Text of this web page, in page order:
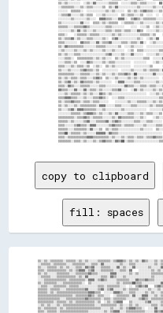
copy to clipboard
fill: spaces
▒▒░░▒▒░░▒▒▒▒▒▒▒▒░░▒▒▒▒▒▒░░▒▒░░▒▒░░░░░░▒▒▒▒▒▒▒▒░░▒▒▓▓▓▓▒▒░░▒▒░░▒▒░░▓▓▒▒░░░░▒▒░░▒▒▓▓▒▒▒▒░░▓▓▒▒▒▒░░░░▒▒▒▒▒▒░░▒▒░░▒▒░░▒▒░░▒▒▒▒▒▒░░▒▒░░▒▒▒▒░░▓▓▒▒▒▒▓▓▒▒░░▒▒▒▒░░░░░░▒▒▓▓░░░░░░░░▒▒▓▓░░
░░▒▒▒▒▒▒░░▒▒▒▒▒▒▒▒░░░░▒▒▒▒▒▒▒▒░░░░▒▒▒▒░░▓▓░░░░░░░░░░▒▒░░░░▒▒▒▒░░░░░░░░░░░░▒▒░░▒▒░░░░░░░░░░▒▒▓▓▒▒▒▒▒▒▒▒▒▒░░▒▒░░▒▒░░▒▒░░░░░░▓▓▒▒░░▒▒░░▓▓▒▒▒▒▒▒░░░░▒▒▒▒░░▒▒▒▒▒▒░░▓▓▒▒░░░░▒▒░░▒▒▒▒▒▒
▒▒░░░░▒▒▒▒▒▒░░▒▒░░▒▒░░░░▒▒▒▒░░▓▓▒▒▓▓░░░░▒▒▒▒▒▒░░░░▓▓░░▒▒░░░░▓▓░░░░░░░░▒▒░░░░░░▓▓  ░░░░    ▓▓▒▒░░░░░░░░░░▓▓▓▓░░▒▒░░▒▒░░░░░░▓▓▒▒░░░░▒▒▒▒▓▓▒▒▒▒▒▒▒▒░░▒▒▒▒▓▓▒▒▒▒▒▒▒▒▓▓▓▓░░▓▓░░▒▒░░░░
▒▒▒▒░░▒▒▒▒▒▒▒▒▒▒▒▒░░▒▒░░▒▒▓▓▓▓░░▒▒▓▓░░░░▒▒▒▒▒▒▒▒░░░░▒▒▒▒░░▓▓    ░░░░░░░░▒▒░░▒▒░░▒▒░░░░    ░░░░░░▒▒░░▒▒░░░░▒▒░░▒▒░░░░▒▒░░░░▓▓░░▒▒░░▒▒░░░░▒▒▒▒▒▒▒▒▓▓░░▒▒▒▒▒▒▓▓░░░░░░░░░░▓▓▒▒░░░░▒▒
▒▒░░▒▒░░░░░░▒▒▒▒▒▒▒▒░░░░▒▒▒▒▒▒▒▒▓▓▒▒▒▒░░░░░░░░▓▓▓▓░░░░░░░░▒▒░░▒▒░░░░░░░░▒▒▒▒▒▒▒▒▓▓░░░░▒▒▒▒░░░░▒▒░░▒▒▒▒░░▒▒░░░░▓▓▓▓▒▒▒▒░░░░▒▒▓▓░░▓▓░░░░▒▒░░░░░░░░▒▒▒▒▒▒░░▒▒░░▒▒▓▓▒▒▒▒▒▒▒▒▒▒▒▒▓▓▒▒
░░▒▒▒▒▒▒░░░░▒▒▒▒▒▒▒▒▒▒▒▒░░▒▒░░▓▓░░░░░░░░▒▒▒▒░░▓▓▒▒░░░░▒▒░░░░░░░░░░░░░░░░▒▒░░░░░░  ░░░░▒▒▒▒▒▒▓▓▒▒░░▓▓▓▓▓▓░░░░▓▓▓▓▒▒▓▓░░▒▒░░▒▒░░░░▒▒░░▒▒░░▒▒░░░░▒▒▓▓▓▓▒▒░░▒▒░░░░░░▒▒▓▓▓▓░░░░░░▒▒▒▒
░░░░▒▒▒▒▒▒▒▒▒▒▒▒▒▒░░▒▒▒▒▒▒▒▒▒▒░░▓▓▓▓░░▒▒▓▓▒▒░░░░░░▒▒▒▒▒▒▒▒░░░░▓▓▒▒▒▒▓▓▒▒▒▒░░░░░░  ░░▒▒░░▒▒░░░░▒▒░░▒▒▒▒▒▒░░▒▒▓▓▒▒▒▒░░▒▒░░▒▒▒▒░░░░▒▒▒▒▒▒▒▒▒▒▒▒▒▒▒▒▒▒░░▒▒░░▒▒░░░░▒▒░░▒▒▓▓░░░░▒▒▒▒▒▒
▒▒░░▒▒▒▒▒▒▒▒░░░░▒▒▒▒▒▒▒▒▒▒▒▒░░  ▒▒░░░░░░░░░░░░░░░░▒▒░░▒▒▒▒▒▒██▒▒▒▒░░░░░░░░░░░░▓▓░░░░▒▒▓▓░░░░▓▓▒▒░░▒▒░░▒▒▒▒▓▓▒▒░░░░░░▒▒░░░░░░▒▒░░▒▒▓▓▓▓▒▒▓▓▒▒▒▒░░░░▒▒░░░░▓▓▒▒░░▒▒▒▒░░▒▒▒▒▓▓▓▓░░░░
░░▒▒▒▒░░░░▒▒▒▒▒▒▒▒░░▒▒▒▒▒▒░░░░░░░░░░░░▒▒▒▒░░▒▒▒▒▒▒▒▒░░░░  ░░  ▒▒▓▓▒▒▓▓    ▒▒▓▓▒▒▒▒▓▓░░░░▓▓▓▓▓▓▒▒░░▒▒░░▓▓▒▒▒▒▓▓▒▒▒▒▒▒░░░░▓▓░░░░▒▒▓▓░░▒▒▒▒░░▒▒▒▒▒▒░░▒▒░░▒▒░░▒▒▒▒░░▒▒▒▒▒▒░░▒▒▒▒░░▒▒
▒▒▒▒▒▒░░▒▒▒▒▒▒░░░░▒▒▒▒▒▒▒▒▒▒▒▒▓▓░░░░░░▒▒▓▓░░▒▒▓▓░░░░░░▒▒░░▒▒▒▒▒▒░░░░░░▒▒░░░░▒▒░░░░░░░░▒▒░░▒▒▒▒▒▒▒▒░░░░░░▒▒░░▒▒░░░░▒▒░░░░▒▒▒▒▒▒░░▓▓░░▒▒░░░░░░░░░░▓▓░░░░░░▒▒▒▒▒▒░░░░░░░░░░░░▒▒▒▒▒▒
▒▒▒▒▒▒░░▒▒░░▒▒▒▒▒▒▒▒▒▒▒▒▒▒▒▒▒▒▒▒▓▓▓▓▒▒▒▒  ░░░░░░▓▓▓▓▒▒░░░░▒▒▒▒░░░░░░▒▒░░▒▒░░░░▒▒░░░░  ▒▒░░▒▒▓▓▒▒▒▒▒▒▒▒░░▒▒░░▒▒░░░░▓▓░░░░▓▓▒▒▒▒▒▒▒▒░░▒▒░░░░░░▒▒░░▒▒░░▒▒▒▒▒▒▒▒░░░░▒▒▒▒▒▒▒▒▓▓░░▒▒░░
▒▒▒▒▒▒▒▒▒▒▒▒▒▒▒▒▒▒▒▒▒▒░░▒▒▒▒▒▒▒▒▓▓▒▒░░▒▒▒▒░░░░  ░░▒▒▒▒▒▒▒▒░░▓▓░░░░▓▓▓▓░░░░▒▒░░▒▒▒▒░░▒▒▒▒░░▒▒▒▒▒▒░░░░░░▒▒▒▒▒▒▒▒▒▒░░▒▒▒▒▒▒░░░░░░░░▒▒░░░░▓▓░░░░░░▒▒▓▓▒▒░░▒▒▒▒░░░░▓▓░░▓▓▒▒░░░░▒▒▒▒░░
▒▒▒▒▒▒▒▒▒▒▒▒▒▒░░░░▒▒▒▒▒▒▒▒▒▒▒▒▓▓▒▒▒▒▒▒▒▒░░▒▒▒▒░░▒▒▒▒▒▒▒▒░░░░░░░░▒▒▓▓▒▒░░▒▒▒▒▒▒▒▒▒▒▒▒░░▒▒░░░░░░░░▒▒░░░░  ▒▒▓▓░░▓▓▒▒▒▒▒▒░░▓▓▓▓▒▒▒▒▒▒░░░░░░▒▒░░░░░░▒▒▒▒░░▒▒▒▒▒▒▒▒▒▒░░░░▒▒▒▒░░░░░░░░
▒▒▒▒▒▒▒▒▒▒░░▒▒▒▒▒▒░░▒▒░░▒▒▒▒▒▒▒▒▒▒▒▒░░▒▒  ░░▒▒░░▒▒▓▓▓▓    ▒▒░░░░░░░░▒▒▓▓░░░░░░▒▒▒▒▒▒░░▓▓▓▓▓▓▒▒▒▒▒▒▒▒▓▓░░▒▒▒▒░░▒▒▒▒▒▒▒▒░░▒▒▒▒▒▒▓▓▒▒░░░░░░░░▒▒▒▒▓▓░░░░░░░░░░▒▒▒▒▒▒░░▒▒▒▒░░▒▒▒▒▒▒▒▒
░░▒▒░░▒▒░░░░▒▒░░▒▒▒▒▒▒▒▒▒▒▒▒▒▒▒▒▒▒▒▒░░░░▒▒▒▒▒▒▒▒▒▒░░▒▒░░░░▒▒░░▒▒░░░░░░░░▒▒▒▒░░▒▒░░  ▒▒░░░░▒▒░░▒▒▒▒░░░░▒▒▒▒▓▓░░▒▒▓▓▒▒▒▒░░░░▒▒▒▒▒▒▒▒▒▒▒▒▓▓▒▒░░░░▒▒░░░░▒▒▒▒░░░░▒▒▒▒░░▒▒░░▒▒░░░░  ░░
▒▒░░▒▒▒▒▒▒▒▒░░▒▒░░▒▒▒▒▒▒▒▒▒▒▒▒▒▒▒▒▒▒▒▒▒▒░░░░░░▒▒░░░░▒▒░░▒▒▓▓▓▓▒▒▒▒░░  ░░░░▓▓░░░░░░▒▒▒▒░░▒▒▒▒▒▒▒▒▒▒▒▒░░░░▒▒▒▒░░░░░░░░▒▒▒▒▒▒▒▒▒▒░░▒▒▒▒▒▒▓▓▒▒▒▒▒▒▓▓▒▒▒▒▒▒░░▒▒▒▒▒▒▒▒▒▒░░▒▒▒▒▒▒░░░░  
▒▒▒▒░░▒▒▒▒▒▒░░▒▒▒▒▒▒▒▒▒▒▒▒▒▒▒▒▒▒░░░░░░░░░░▒▒░░▒▒▓▓▓▓░░░░▒▒▒▒▒▒▒▒▒▒▒▒░░░░░░▓▓▒▒▓▓▓▓░░▒▒▓▓░░▒▒▒▒▒▒▓▓▒▒░░▒▒░░░░▒▒▓▓▒▒░░░░▒▒▒▒▓▓▒▒░░░░▒▒░░░░░░▒▒▒▒▒▒▒▒░░░░▒▒▒▒░░░░░░░░░░░░░░░░░░    
▓▓▒▒▒▒▒▒░░▒▒▒▒▒▒▒▒▒▒░░▒▒▒▒▒▒▒▒░░▒▒░░░░░░░░░░░░░░░░▒▒▓▓▒▒░░░░▓▓▓▓▓▓▒▒░░▒▒▒▒▒▒░░░░░░▒▒▓▓░░▒▒▓▓▓▓▒▒▒▒▒▒░░░░░░▒▒░░░░░░░░░░▒▒▒▒▒▒▒▒▒▒▒▒░░░░▒▒░░▒▒░░░░▒▒▒▒▒▒▒▒▒▒▒▒░░░░  ░░░░      ░░  
▒▒▒▒░░▒▒▒▒▒▒▒▒░░▒▒░░▒▒░░▒▒▒▒░░░░▒▒▒▒░░▓▓░░░░▒▒▒▒░░░░░░▒▒▒▒░░▒▒▒▒░░░░▓▓▓▓▒▒░░▓▓▒▒▒▒░░░░░░▓▓▒▒▒▒▒▒▒▒▒▒▒▒▒▒▓▓▓▓▒▒▒▒▒▒▒▒▒▒▓▓▒▒░░▒▒▒▒▒▒░░▒▒▓▓▒▒░░▒▒░░░░░░░░░░░░░░  ░░░░░░  ░░░░  ░░░░
▒▒▒▒▒▒▒▒▒▒░░▒▒▒▒▒▒░░░░▒▒▒▒░░▒▒░░░░▒▒▒▒░░░░░░░░▓▓▒▒░░░░▒▒▓▓▒▒░░▒▒▒▒▒▒▒▒▒▒░░▒▒▓▓▒▒░░░░░░▓▓▒▒▒▒▒▒▒▒░░▓▓▒▒▒▒▓▓░░░░▒▒▒▒▒▒▒▒░░▒▒░░▒▒▒▒░░░░▒▒▒▒▒▒░░░░▓▓░░▒▒        ░░░░  ░░░░░░  ░░    
▒▒▒▒▒▒▒▒▒▒▒▒▒▒▒▒▒▒░░▒▒▒▒░░░░▒▒▒▒  ░░▒▒░░  ▓▓▒▒▓▓▒▒▒▒▒▒░░▒▒▒▒▓▓▒▒▒▒▒▒▒▒▒▒░░░░░░░░▓▓▓▓▓▓▒▒▒▒▓▓▒▒▓▓▒▒▒▒░░▒▒▓▓▒▒▒▒░░░░░░▒▒░░▒▒▒▒░░▒▒▒▒▒▒▓▓▓▓▓▓▓▓▒▒▓▓▒▒▒▒  ░░            ░░  ░░  ░░  
▒▒▒▒▒▒▒▒░░▒▒▒▒▒▒▒▒▒▒▒▒▒▒▒▒▒▒▒▒▒▒░░▒▒▒▒░░░░░░▒▒░░▒▒░░▒▒▒▒▓▓░░░░▒▒▓▓░░░░▒▒▒▒▒▒░░▒▒▒▒░░▒▒▒▒░░▒▒░░▒▒░░▒▒░░▒▒▓▓▓▓▓▓▒▒▒▒░░▓▓▒▒░░▒▒░░░░▓▓░░░░▒▒░░░░▓▓▓▓▒▒▒▒░░░░░░  ░░  ░░  ░░░░    ░░  
▒▒░░░░▒▒▒▒▒▒▒▒▒▒▒▒▒▒▒▒▒▒▒▒▒▒▒▒▒▒░░░░▓▓▓▓░░▒▒▒▒▒▒░░▒▒▒▒░░░░░░░░░░▒▒▒▒▒▒▒▒░░▓▓░░░░▒▒░░▓▓▓▓▓▓▓▓▒▒░░▒▒▒▒▒▒▒▒▒▒░░░░░░▓▓▒▒▓▓▒▒░░▒▒▒▒░░░░▓▓▒▒░░░░▒▒▒▒░░▒▒▒▒  ░░    ░░░░    ░░        ░░
▒▒▒▒░░▒▒▒▒░░▒▒▒▒▒▒░░▒▒▒▒░░▒▒▒▒▒▒░░░░▒▒▒▒▒▒░░▒▒░░▒▒░░▒▒░░░░░░▓▓░░░░░░░░░░▓▓▒▒░░▒▒▒▒▒▒▒▒░░░░░░▒▒░░▒▒▒▒▓▓▒▒░░░░░░░░▒▒░░▓▓▒▒▒▒▒▒▓▓░░░░░░▒▒░░░░▒▒░░░░░░░░░░░░  ░░  ░░░░░░      ░░  ░░
▒▒▒▒▒▒▒▒▒▒▒▒▒▒▒▒▒▒▒▒▒▒▒▒▒▒▒▒▓▓▒▒▒▒██▒▒▒▒▓▓░░▒▒░░▒▒▒▒▒▒░░░░▓▓